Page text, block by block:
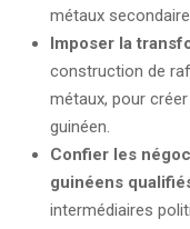
métaux
Imposer la
construction de
métaux, pour
guinéen.
Confier les
guinéens
intermédiaires